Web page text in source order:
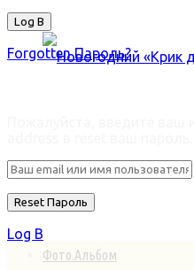
Фото.Альбом
Forgotten Пароль?
Log В